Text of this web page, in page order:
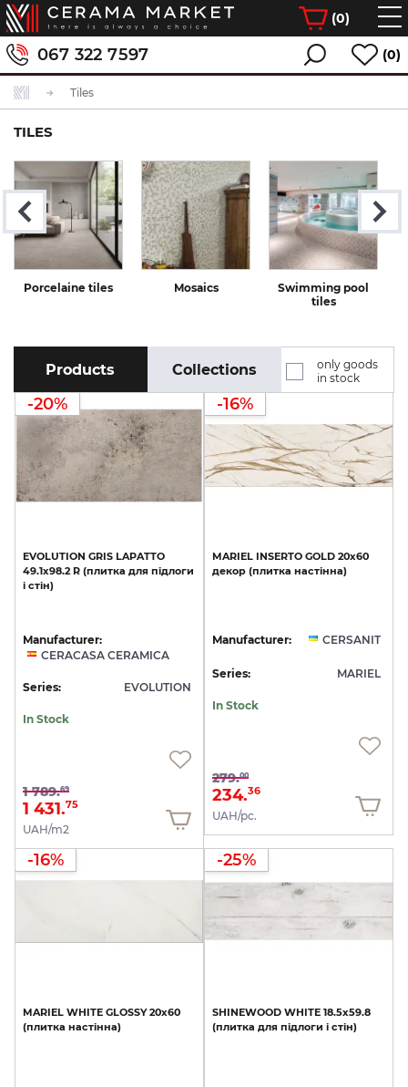
(0)
067 322 7597 (0)
Tiles
TILES
Porcelaine tiles Mosaics
Swimming pool
tiles
Products Collections
only goods
in stock
-20%
EVOLUTION GRIS LAPATTO
49.1х98.2 R (плитка для підлоги
і стін)
Manufacturer:
CERACASA CERAMICA
Series: EVOLUTION
In Stock
1 789.69
1 431.75
UAH/m2
-16%
MARIEL INSERTO GOLD 20х60
декор (плитка настінна)
Manufacturer: CERSANIT
Series: MARIEL
In Stock
279.00
234.36
UAH/pc.
-16%
MARIEL WHITE GLOSSY 20х60
(плитка настінна)
-25%
SHINEWOOD WHITE 18.5х59.8
(плитка для підлоги і стін)